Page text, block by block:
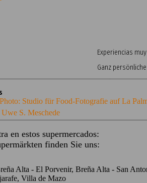
Experiencias
Ganz
Studio für Food-Fotografie auf La
S. Meschede
en estos supermercados:
finden Sie uns:
Alta - El Porvenir, Breña Alta - San
Villa de Mazo